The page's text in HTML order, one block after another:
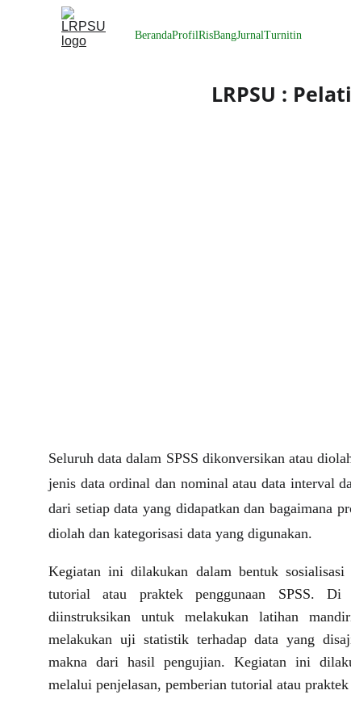
BerandaProfilRisBangJurnalTurnitin
LRPSU :
Kegiatan ini dilakukan dalam bentuk sosialisasi
tutorial atau praktek penggunaan SPSS.
diinstruksikan untuk melakukan latihan
melakukan uji statistik terhadap data yang
makna dari hasil pengujian. ⁣Kegiatan ini
melalui penjelasan, pemberian tutorial atau praktek
Seluruh data dalam SPSS dikonversikan atau
jenis data ordinal dan nominal atau data interval
dari setiap data yang didapatkan dan bagaimana
diolah dan kategorisasi data yang digunakan.